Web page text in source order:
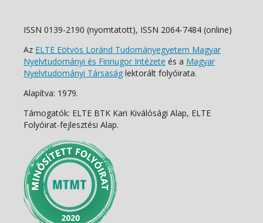
ISSN 0139-2190 (nyomtatott), ISSN 2064-7484 (online)
Az ELTE Eötvös Loránd Tudományegyetem Magyar
Nyelvtudományi és Finnugor Intézete és a Magyar
Nyelvtudományi Társaság lektorált folyóirata.
Alapítva: 1979.
Támogatók: ELTE BTK Kari Kiválósági Alap, ELTE
Folyóirat-fejlesztési Alap.